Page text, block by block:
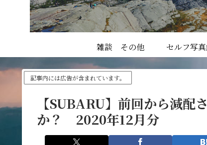
雑談 その他 セルフ写
記事内には広告が含まれています。
【SUBARU】前回から減配
か？ 2020年12月分